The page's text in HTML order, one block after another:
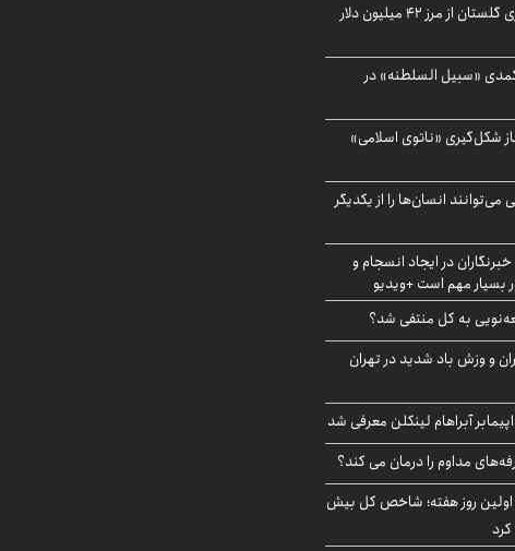
صادرات کشاورزی گلستان از مرز ۴۲ میلیون دلار
«سبیل السلطنه» در
شکل‌گیری «ناتوی اسلامی»
انسان‌ها را از یکدیگر
در ایجاد انسجام و
مهم است +ویدیو
به کل منتفی شد؟
و وزش باد شدید در تهران
آبراهام لینکلن معرفی شد
مداوم را درمان می کند؟
اولین روز هفته؛ شاخص کل بیش